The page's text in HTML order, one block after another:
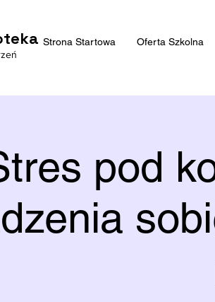
Strona Startowa Oferta Szkolna
pod